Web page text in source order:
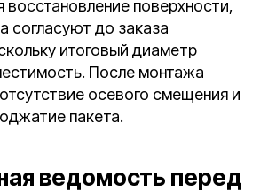
восстановление поверхности,
согласуют до заказа
итоговый диаметр
После монтажа
осевого смещения и
пакета.
ведомость перед